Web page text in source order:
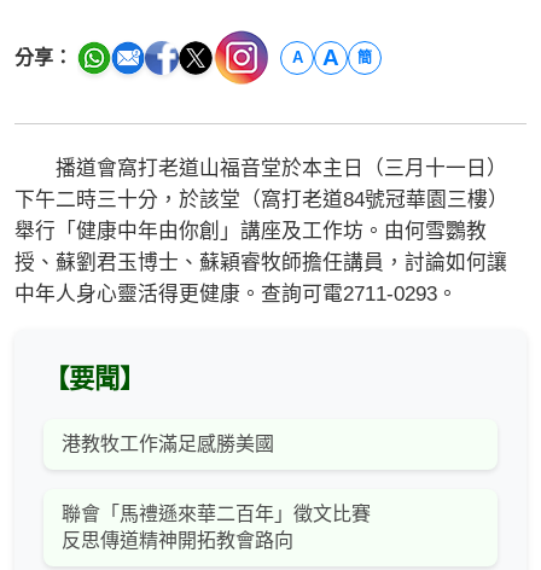
分享： A A 簡
播道會窩打老道山福音堂於本主日（三月十一日）
下午二時三十分，於該堂（窩打老道84號冠華園三樓）
舉行「健康中年由你創」講座及工作坊。由何雪鸚教
授、蘇劉君玉博士、蘇穎睿牧師擔任講員，討論如何讓
中年人身心靈活得更健康。查詢可電2711-0293。
【要聞】
港教牧工作滿足感勝美國
聯會「馬禮遜來華二百年」徵文比賽
反思傳道精神開拓教會路向